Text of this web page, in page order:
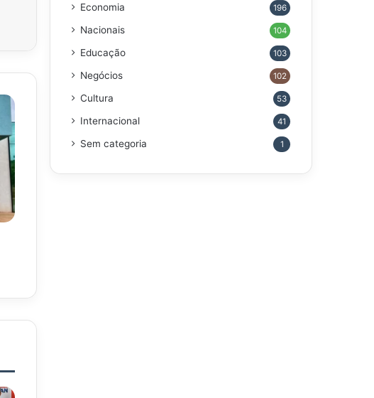
Economia 196
Nacionais 104
Educação 103
Negócios 102
Cultura 53
Internacional 41
Sem categoria 1